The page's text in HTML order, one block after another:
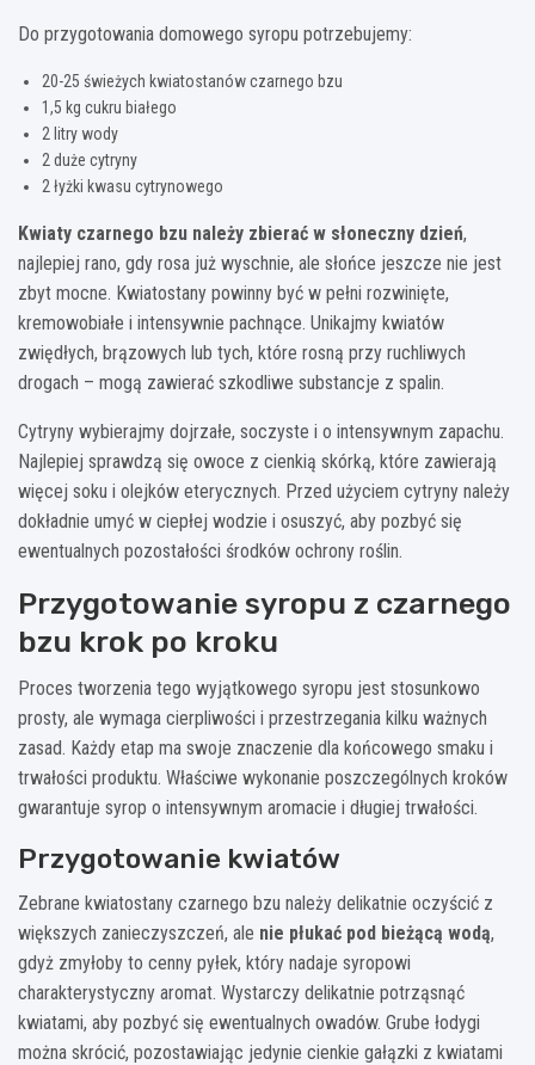
Do przygotowania domowego syropu potrzebujemy:
20-25 świeżych kwiatostanów czarnego bzu
1,5 kg cukru białego
2 litry wody
2 duże cytryny
2 łyżki kwasu cytrynowego
Kwiaty czarnego bzu należy zbierać w słoneczny dzień,
najlepiej rano, gdy rosa już wyschnie, ale słońce jeszcze nie jest
zbyt mocne. Kwiatostany powinny być w pełni rozwinięte,
kremowobiałe i intensywnie pachnące. Unikajmy kwiatów
zwiędłych, brązowych lub tych, które rosną przy ruchliwych
drogach – mogą zawierać szkodliwe substancje z spalin.
Cytryny wybierajmy dojrzałe, soczyste i o intensywnym zapachu.
Najlepiej sprawdzą się owoce z cienkią skórką, które zawierają
więcej soku i olejków eterycznych. Przed użyciem cytryny należy
dokładnie umyć w ciepłej wodzie i osuszyć, aby pozbyć się
ewentualnych pozostałości środków ochrony roślin.
Przygotowanie syropu z czarnego
bzu krok po kroku
Proces tworzenia tego wyjątkowego syropu jest stosunkowo
prosty, ale wymaga cierpliwości i przestrzegania kilku ważnych
zasad. Każdy etap ma swoje znaczenie dla końcowego smaku i
trwałości produktu. Właściwe wykonanie poszczególnych kroków
gwarantuje syrop o intensywnym aromacie i długiej trwałości.
Przygotowanie kwiatów
Zebrane kwiatostany czarnego bzu należy delikatnie oczyścić z
większych zanieczyszczeń, ale nie płukać pod bieżącą wodą,
gdyż zmyłoby to cenny pyłek, który nadaje syropowi
charakterystyczny aromat. Wystarczy delikatnie potrząsnąć
kwiatami, aby pozbyć się ewentualnych owadów. Grube łodygi
można skrócić, pozostawiając jedynie cienkie gałązki z kwiatami